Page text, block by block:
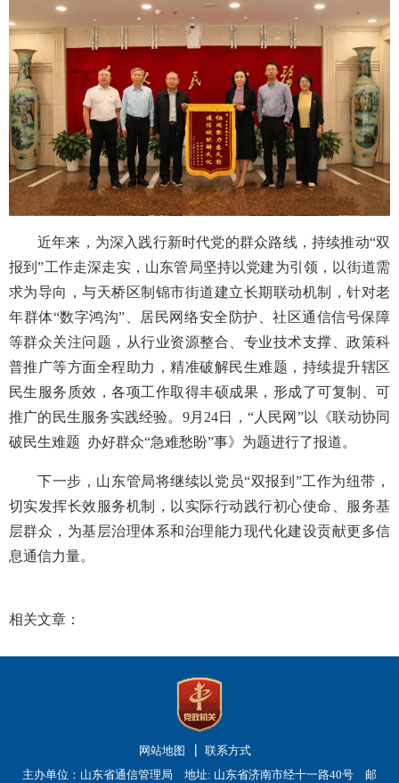
近年来，为深入践行新时代党的群众路线，持续推动“双
报到”工作走深走实，山东管局坚持以党建为引领，以街道需
求为导向，与天桥区制锦市街道建立长期联动机制，针对老
年群体“数字鸿沟”、居民网络安全防护、社区通信信号保障
等群众关注问题，从行业资源整合、专业技术支撑、政策科
普推广等方面全程助力，精准破解民生难题，持续提升辖区
民生服务质效，各项工作取得丰硕成果，形成了可复制、可
推广的民生服务实践经验。9月24日，“人民网”以《联动协同
破民生难题 办好群众“急难愁盼”事》为题进行了报道。
下一步，山东管局将继续以党员“双报到”工作为纽带，
切实发挥长效服务机制，以实际行动践行初心使命、服务基
层群众，为基层治理体系和治理能力现代化建设贡献更多信
息通信力量。
相关文章：
网站地图
联系方式
主办单位：山东省通信管理局 地址: 山东省济南市经十一路40号 邮